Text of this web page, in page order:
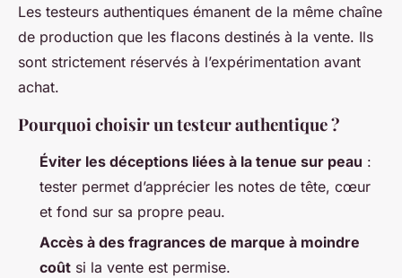
Les testeurs authentiques émanent de la même chaîne
de production que les flacons destinés à la vente. Ils
sont strictement réservés à l’expérimentation avant
achat.
Pourquoi choisir un testeur authentique ?
Éviter les déceptions liées à la tenue sur peau :
tester permet d’apprécier les notes de tête, cœur
et fond sur sa propre peau.
Accès à des fragrances de marque à moindre
coût si la vente est permise.